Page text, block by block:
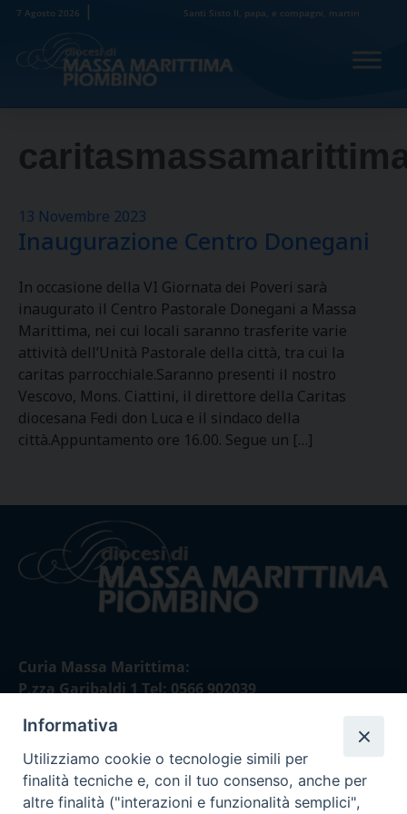
Skip
content
7 Agosto 2026 Santi Sisto II, papa, e compagni, martiri
13 Novembre 2023
Inaugurazione Centro Donegani
In occasione della VI Giornata dei Poveri sarà
inaugurato il Centro Pastorale Donegani a Massa
Marittima, nei cui locali saranno trasferite varie
attività dell’Unità Pastorale della città, tra cui la
caritas parrocchiale.Saranno presenti il nostro
Vescovo, Mons. Ciattini, il direttore della Caritas
diocesana Fedi don Luca e il sindaco della
città.Appuntamento ore 16.00. Segue un […]
Curia Massa Marittima:
P.zza Garibaldi 1 Tel: 0566 902039
Curia Piombino:
Via Don Minzoni,58/A Tel e Fax: 0565 32036
E-mail:
Informativa
Utilizziamo cookie o tecnologie simili per
finalità tecniche e, con il tuo consenso, anche per
altre finalità ("interazioni e funzionalità semplici",